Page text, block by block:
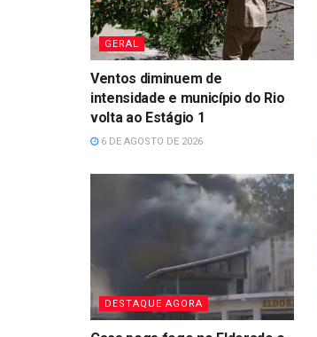
GERAL
Ventos diminuem de
intensidade e município do Rio
volta ao Estágio 1
6 DE AGOSTO DE 2026
DESTAQUE AGORA